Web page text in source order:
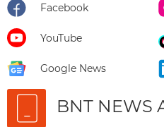
Facebook
YouTube
Google News
BNT NEWS